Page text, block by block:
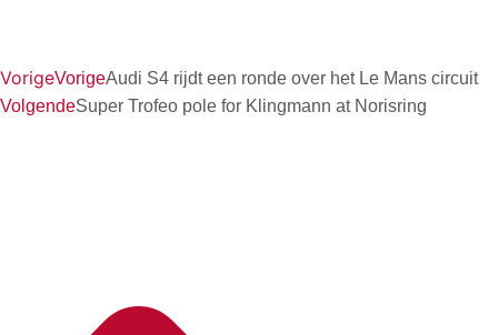
VorigeVorigeAudi S4 rijdt een ronde over het Le Mans circuit
VolgendeSuper Trofeo pole for Klingmann at Norisring